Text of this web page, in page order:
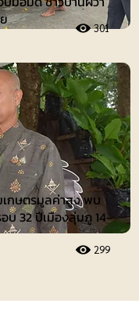
301
กษตรมูลค่าสูง พบ
บ 32 ปีเมืองลุ่มภู 14–
299